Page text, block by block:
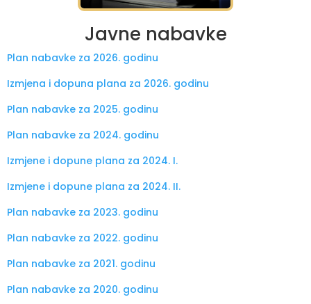
Javne nabavke
Plan nabavke za 2026. godinu
Izmjena i dopuna plana za 2026. godinu
Plan nabavke za 2025. godinu
Plan nabavke za 2024. godinu
Izmjene i dopune plana za 2024. I.
Izmjene i dopune plana za 2024. II.
Plan nabavke za 2023. godinu
Plan nabavke za 2022. godinu
Plan nabavke za 2021. godinu
Plan nabavke za 2020. godinu